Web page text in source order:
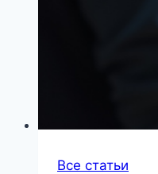
Все статьи